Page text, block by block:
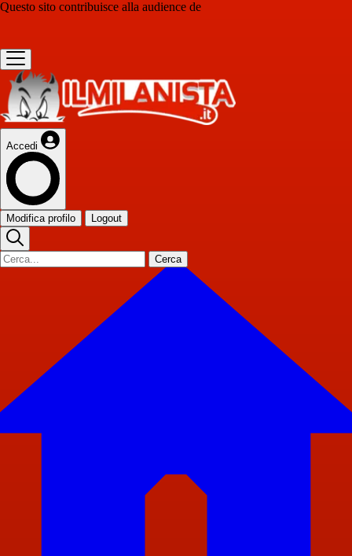
Questo sito contribuisce alla audience de
Accedi
Modifica profilo Logout
Cerca